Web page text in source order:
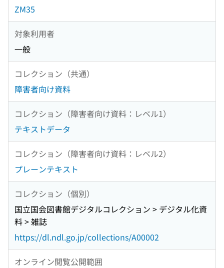
ZM35
対象利用者
一般
コレクション（共通）
障害者向け資料
コレクション（障害者向け資料：レベル1）
テキストデータ
コレクション（障害者向け資料：レベル2）
プレーンテキスト
コレクション（個別）
国立国会図書館デジタルコレクション > デジタル化資
料 > 雑誌
https://dl.ndl.go.jp/collections/A00002
オンライン閲覧公開範囲